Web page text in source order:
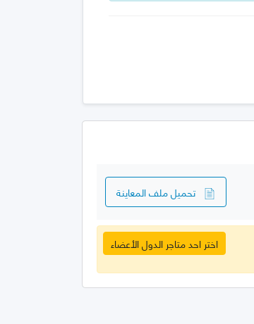
تحميل ملف المعاينة
اختر احد متاجر الدول الأعضاء